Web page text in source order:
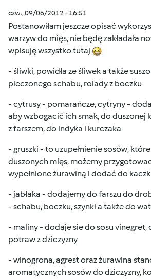
czw., 09/06/2012 - 16:51
Postanowiłam jeszcze opisać
warzyw do mięs, nie będę zakładała
wpisuję wszystko tutaj
- śliwki, powidła ze śliwek a także
pieczonego schabu, rolady z boczku
- cytrusy - pomarańcze, cytryny -
aby wzbogacić ich smak, do duszonej
z farszem, do indyka i kurczaka
- gruszki - to uzupełnienie sosów,
duszonych mięs, możemy
wypełnione żurawiną i dodać do
- jabłaka - dodajemy do farszu do
- schabu, boczku, szynki a także do
- maliny - dodaje sie do sosu vinegret,
potraw z dziczyzny
- winogrona, agrest oraz żurawina
aromatycznych sosów do dziczyzny,